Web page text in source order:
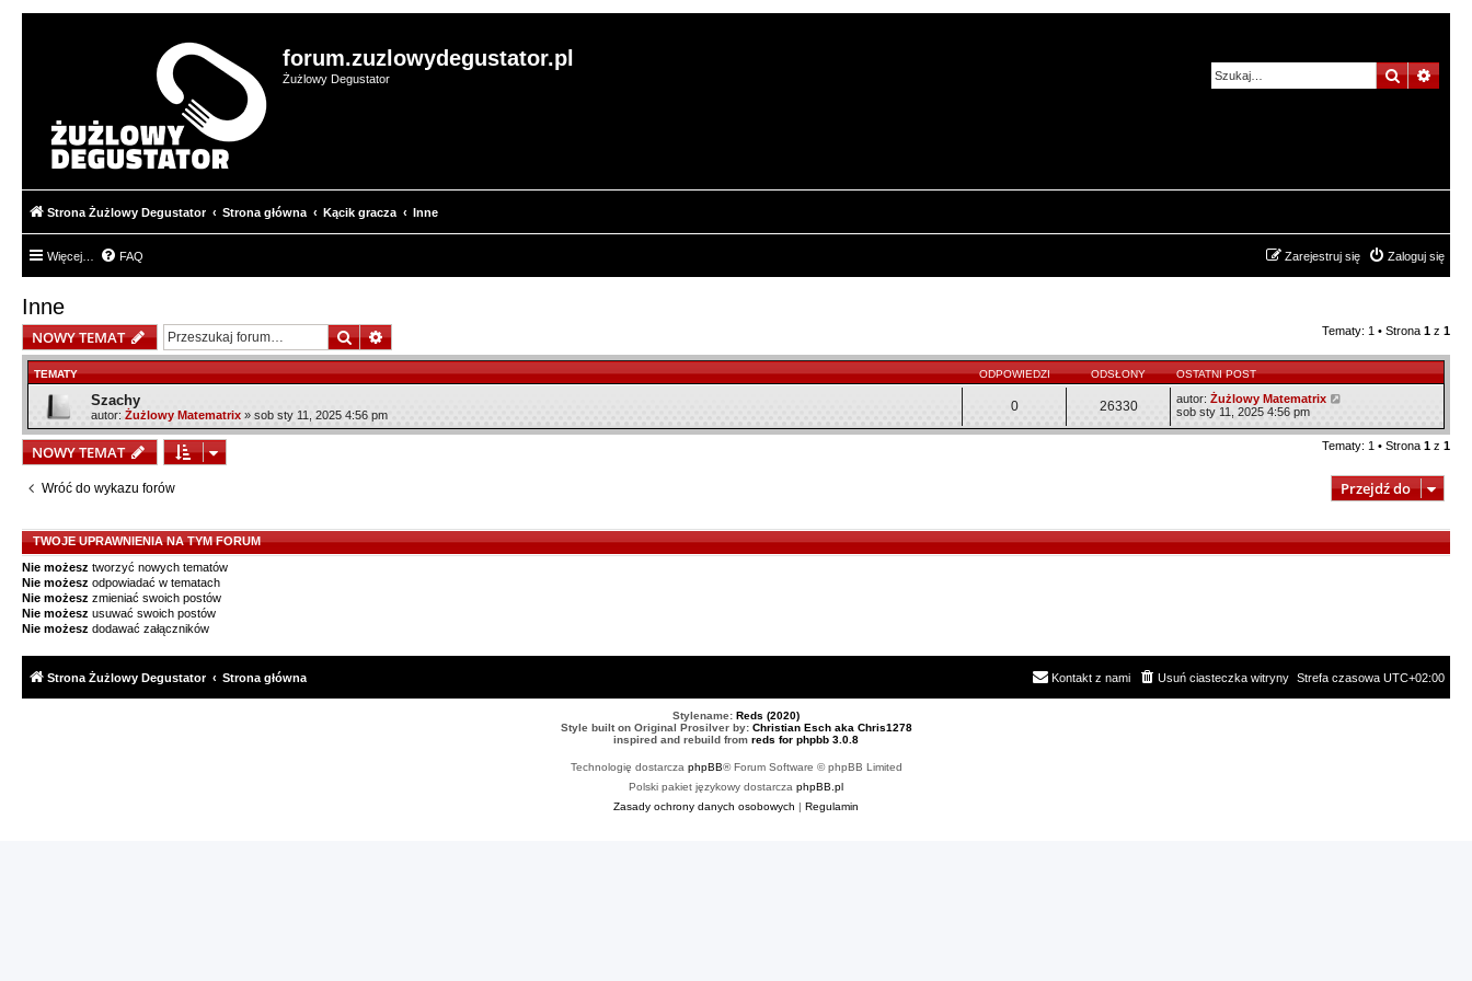
forum.zuzlowydegustator.pl
Żużlowy Degustator Szukaj
Strona Żużlowy Degustator Strona główna Kącik gracza Inne
Więcej… FAQ Zaloguj się
Zarejestruj się
Inne
NOWY TEMAT SzukajWyszukiwanie zaawansowane Tematy: 1 • Strona 1 z 1
TEMATY ODPOWIEDZI ODSŁONY OSTATNI POST
Szachy
autor: Żużlowy Matematrix » sob sty 11, 2025 4:56 pm
0 26330 autor: Żużlowy Matematrix
sob sty 11, 2025 4:56 pm
NOWY TEMAT Tematy: 1 • Strona 1 z 1
Wróć do wykazu forów Przejdź do
TWOJE UPRAWNIENIA NA TYM FORUM
Nie możesz tworzyć nowych tematów
Nie możesz odpowiadać w tematach
Nie możesz zmieniać swoich postów
Nie możesz usuwać swoich postów
Nie możesz dodawać załączników
Strona Żużlowy Degustator Strona główna Strefa czasowa UTC+02:00
Usuń ciasteczka witryny
Kontakt z nami
Stylename: Reds (2020)
Style built on Original Prosilver by: Christian Esch aka Chris1278
inspired and rebuild from reds for phpbb 3.0.8
Technologię dostarcza phpBB® Forum Software © phpBB Limited
Polski pakiet językowy dostarcza phpBB.pl
Zasady ochrony danych osobowych | Regulamin